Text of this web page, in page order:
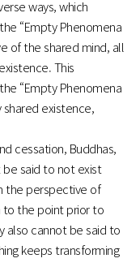
ways, which
“Empty Phenomena
of the shared mind, all
This
“Empty Phenomena
shared existence,
cessation, Buddhas,
said to not exist
the perspective of
to the point prior to
also cannot be said to
keeps transforming